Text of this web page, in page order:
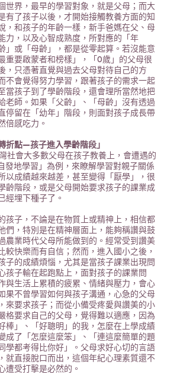
世界，最早的學習對象，就是父母；而大
有了孩子以後，才開始接觸教養方面的知
，和孩子的年齡一樣，新手爸媽在父、母
力，以及心智成熟度，所對應的「年
」或「母齡」，都是從零起算。若沒能意
重要啟蒙者和榜樣」，「0歲」的父母很
，只憑著直覺與過去父母對待自己的方
不會覺得努力學習，跟著孩子的需求一起
當孩子到了學齡階段，還會理所當然地把
老師。如果「父齡」、「母齡」沒有透過
停留在「幼年」階段，則面對孩子成長帶
倍感吃力。
折點—孩子進入學齡階段」
社會大多數父母在孩子教養上，會遭遇的
地學習」為例，來瞭解學習對親子關係
以成績越來越差，甚至變得「厭學」，很
齡階段，或是父母開始要求孩子的課業成
經埋下種子了。
孩子，不論是在物質上或精神上，相信都
們，特別是在精神層面上，能夠稱讚與鼓
農業時代父母所能做到的。經常受到讚美
較快樂而有自信；然而，進入國小之後，
子的成績煩惱，尤其是當孩子課業出現問
孩子輸在起跑點上，面對孩子的課業問
與生活上累積的疲累、情緒與壓力，會心
果不曾學習如何與孩子溝通，心急的父母
來要求孩子；而從小備受疼愛與讚美的小
格要求自己的父母，覺得難以適應，因為
棒」、「好聰明」的我，怎麼在上學成績
成了「怎麼這麼笨」、「連這麼簡單的題
學都考得比你好」。父母求好心切的言語
就直接脫口而出，這個年紀心理素質還不
遭受打擊是必然的。